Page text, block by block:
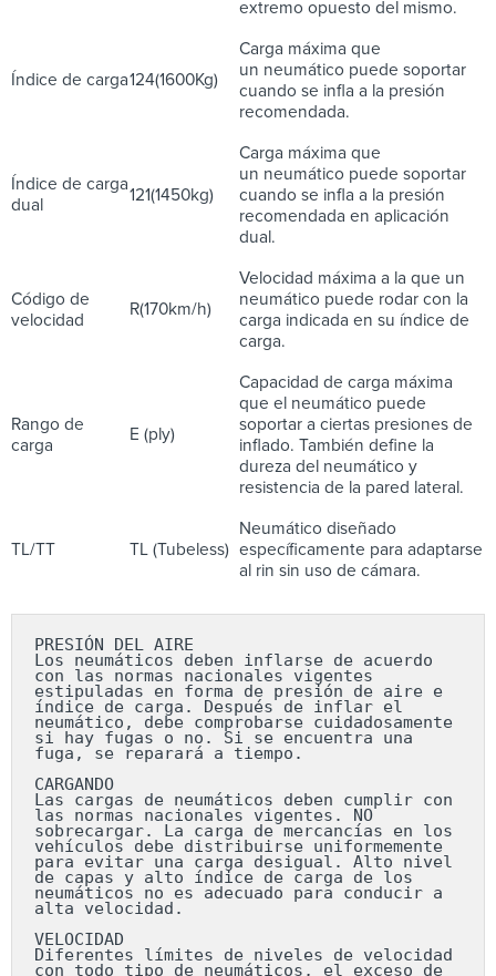
extremo opuesto del mismo.
Índice de carga124(1600Kg)
Carga máxima que
un neumático puede soportar
cuando se infla a la presión
recomendada.
Índice de carga
dual
121(1450kg)
Carga máxima que
un neumático puede soportar
cuando se infla a la presión
recomendada en aplicación
dual.
Código de
velocidad
R(170km/h)
Velocidad máxima a la que un
neumático puede rodar con la
carga indicada en su índice de
carga.
Rango de
carga
E (ply)
Capacidad de carga máxima
que el neumático puede
soportar a ciertas presiones de
inflado. También define la
dureza del neumático y
resistencia de la pared lateral.
TL/TT TL (Tubeless)
Neumático diseñado
específicamente para adaptarse
al rin sin uso de cámara.
PRESIÓN DEL AIRE
Los neumáticos deben inflarse de acuerdo
con las normas nacionales vigentes
estipuladas en forma de presión de aire e
índice de carga. Después de inflar el
neumático, debe comprobarse cuidadosamente
si hay fugas o no. Si se encuentra una
fuga, se reparará a tiempo.
CARGANDO
Las cargas de neumáticos deben cumplir con
las normas nacionales vigentes. NO
sobrecargar. La carga de mercancías en los
vehículos debe distribuirse uniformemente
para evitar una carga desigual. Alto nivel
de capas y alto índice de carga de los
neumáticos no es adecuado para conducir a
alta velocidad.
VELOCIDAD
Diferentes límites de niveles de velocidad
con todo tipo de neumáticos, el exceso de